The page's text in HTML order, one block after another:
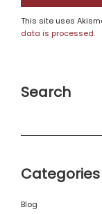
This site uses
data is processed.
Search
Categories
Blog